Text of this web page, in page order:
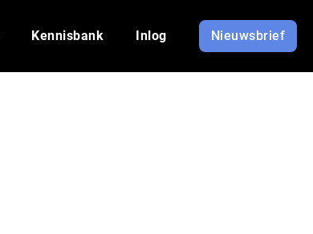
Kennisbank Inlog Nieuwsbrief